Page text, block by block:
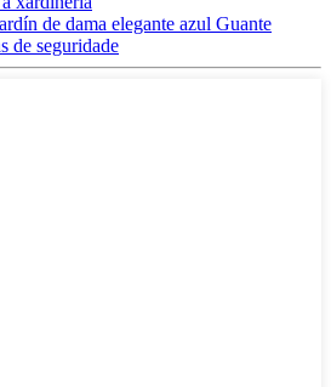
de dama elegante azul Guante
de seguridade